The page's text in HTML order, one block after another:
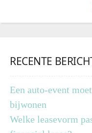
RECENTE
Een auto-event
bijwonen
Welke leasevorm